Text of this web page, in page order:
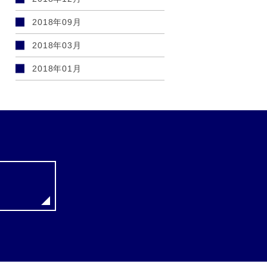
2018年09月
2018年03月
2018年01月